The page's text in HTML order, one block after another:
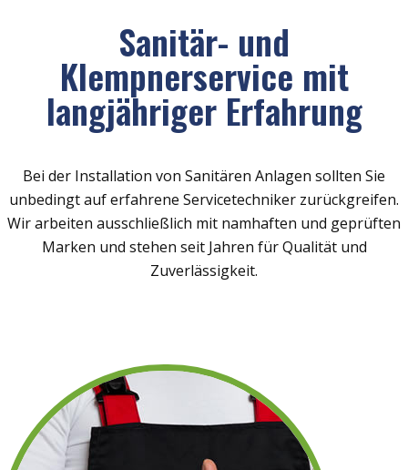
Sanitär- und
Klempnerservice mit
langjähriger Erfahrung
Bei der Installation von Sanitären Anlagen sollten Sie
unbedingt auf erfahrene Servicetechniker zurückgreifen.
Wir arbeiten ausschließlich mit namhaften und geprüften
Marken und stehen seit Jahren für Qualität und
Zuverlässigkeit.